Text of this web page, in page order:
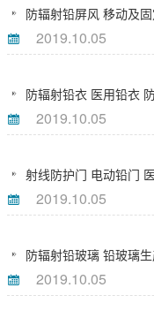
防辐射铅屏风 移动及
2019.10.05
防辐射铅衣 医用铅衣
2019.10.05
射线防护门 电动铅门
2019.10.05
防辐射铅玻璃 铅玻璃
2019.10.05